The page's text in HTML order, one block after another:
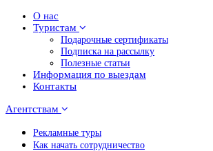
О нас
Туристам
Подарочные сертификаты
Подписка на рассылку
Полезные статьи
Информация по выездам
Контакты
Агентствам
Рекламные туры
Как начать сотрудничество